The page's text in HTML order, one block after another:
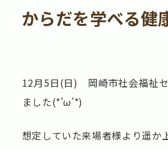
からだを学べる
12月5日(日) 岡崎市社会福祉セ
ました(*’ω’*)
想定していた来場者様より遥か